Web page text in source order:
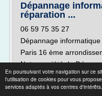
En poursuivant votre navigation sur ce
l'utilisation de cookies pour vous
services adaptés à vos centres d'intérêts.
Dépannage
réparation ...
06 59 75 35 27
Dépannage informatique
Paris 16 ème
Notre société de
spécialisée dans le
France à un prix très